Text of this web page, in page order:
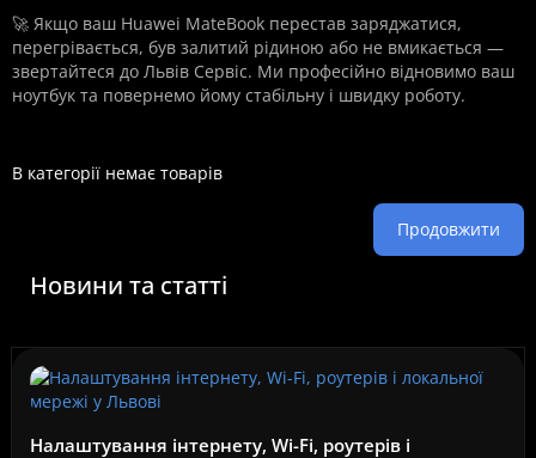
🚀 Якщо ваш Huawei MateBook перестав заряджатися,
перегрівається, був залитий рідиною або не вмикається —
звертайтеся до Львів Сервіс. Ми професійно відновимо ваш
ноутбук та повернемо йому стабільну і швидку роботу.
В категорії немає товарів
Продовжити
Новини та статті
Налаштування інтернету, Wi-Fi, роутерів і